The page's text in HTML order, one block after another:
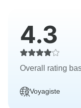
4.3
Overall rating
Voyagiste